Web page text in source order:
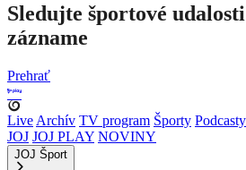
Sledujte športové
zázname
Prehrať
Live Archív TV program Športy Podcasty
JOJ JOJ PLAY NOVINY
JOJ Šport